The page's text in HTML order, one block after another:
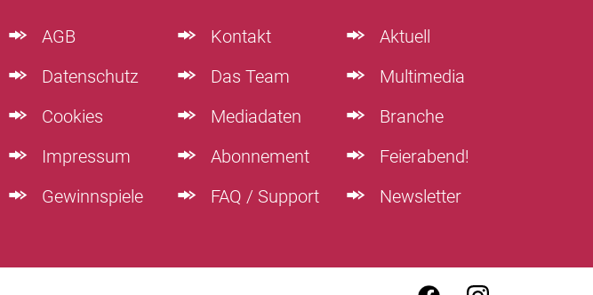
AGB
Datenschutz
Cookies
Impressum
Gewinnspiele
Kontakt
Das Team
Mediadaten
Abonnement
FAQ / Support
Aktuell
Multimedia
Branche
Feierabend!
Newsletter